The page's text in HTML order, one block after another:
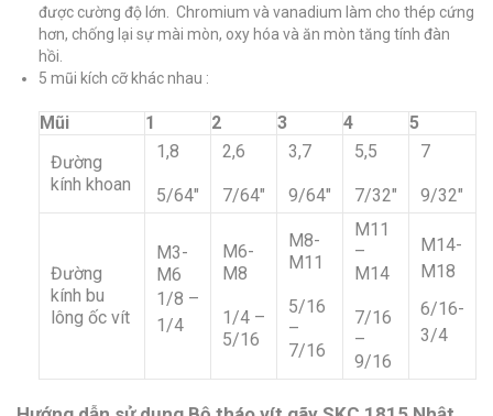
được cường độ lớn. Chromium và vanadium làm cho thép cứng
hơn, chống lại sự mài mòn, oxy hóa và ăn mòn tăng tính đàn
hồi.
5 mũi kích cỡ khác nhau :
Mũi 1 2 3 4
5
Đường
kính khoan
1,8
5/64″
2,6
7/64″
3,7
9/64″
5,5
7/32″
7
9/32″
Đường
kính bu
lông ốc vít
M3-
M6
1/8 –
1/4
M6-
M8
1/4 –
5/16
M8-
M11
5/16
–
7/16
M11
–
M14
7/16
–
9/16
M14-
M18
6/16-
3/4